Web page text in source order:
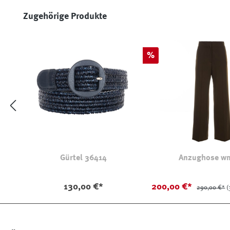
Produktgalerie überspringen
Zugehörige Produkte
Gürtel 36414
130,00 €*
Rabatt
%
Anzughose
200,00 €* 290,00 €*